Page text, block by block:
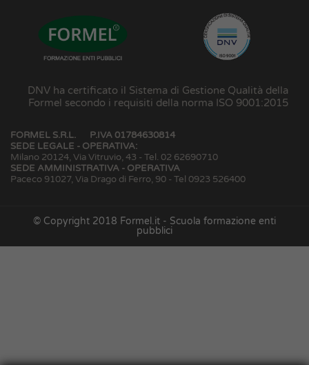
DNV ha certificato il Sistema di Gestione Qualità della
Formel secondo i requisiti della norma ISO 9001:2015
FORMEL S.R.L.
P.IVA 01784630814
SEDE LEGALE - OPERATIVA:
Milano 20124, Via Vitruvio, 43 - Tel. 02 62690710
SEDE AMMINISTRATIVA - OPERATIVA
Paceco 91027, Via Drago di Ferro, 90 - Tel 0923 526400
© Copyright 2018 Formel.it - Scuola formazione enti
pubblici